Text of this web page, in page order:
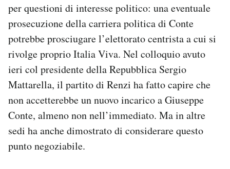
per questioni di interesse politico: una eventuale
prosecuzione della carriera politica di Conte
potrebbe prosciugare l’elettorato centrista a cui si
rivolge proprio Italia Viva. Nel colloquio avuto
ieri col presidente della Repubblica Sergio
Mattarella, il partito di Renzi ha fatto capire che
non accetterebbe un nuovo incarico a Giuseppe
Conte, almeno non nell’immediato. Ma in altre
sedi ha anche dimostrato di considerare questo
punto negoziabile.